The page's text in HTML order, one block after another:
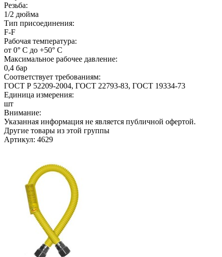
Резьба:
1/2 дюйма
Тип присоединения:
F-F
Рабочая температура:
от 0° С до +50° С
Максимальное рабочее давление:
0,4 бар
Соответствует требованиям:
ГОСТ Р 52209-2004, ГОСТ 22793-83, ГОСТ 19334-73
Единица измерения:
шт
Внимание:
Указанная информация не является публичной офертой.
Другие товары из этой группы
Артикул: 4629